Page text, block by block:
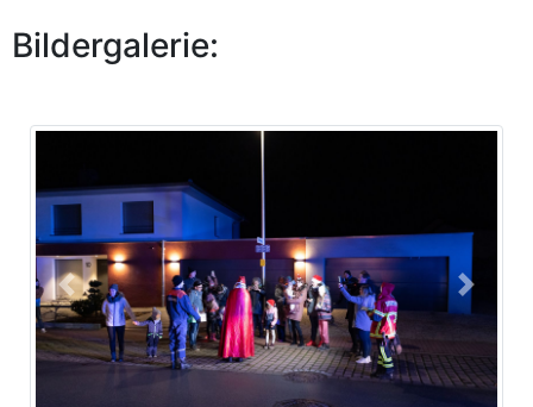
Bildergalerie:
Previous Next